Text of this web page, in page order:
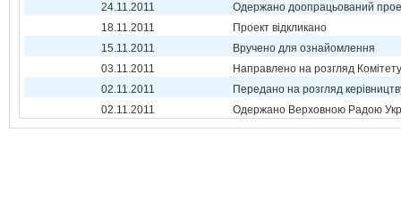
24.11.2011
Одержано доопрацьований
18.11.2011
Проект відкликано
15.11.2011
Вручено для ознайомлення
03.11.2011
Направлено на розгляд Комітету
02.11.2011
Передано на розгляд
02.11.2011
Одержано Верховною Радою